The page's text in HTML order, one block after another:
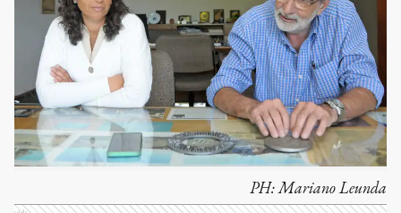
PH:Mariano Leunda
Ads